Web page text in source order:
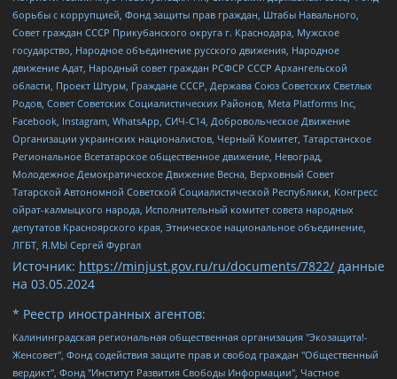
борьбы с коррупцией, Фонд защиты прав граждан, Штабы Навального,
Совет граждан СССР Прикубанского округа г. Краснодара, Мужское
государство, Народное объединение русского движения, Народное
движение Адат, Народный совет граждан РСФСР СССР Архангельской
области, Проект Штурм, Граждане СССР, Держава Союз Советских Светлых
Родов, Совет Советских Социалистических Районов, Meta Platforms Inc,
Facebook, Instagram, WhatsApp, СИЧ-С14, Добровольческое Движение
Организации украинских националистов, Черный Комитет, Татарстанское
Региональное Всетатарское общественное движение, Невоград,
Молодежное Демократическое Движение Весна, Верховный Совет
Татарской Автономной Советской Социалистической Республики, Конгресс
ойрат-калмыцкого народа, Исполнительный комитет совета народных
депутатов Красноярского края, Этническое национальное объединение,
ЛГБТ, Я.МЫ Сергей Фургал
Источник: https://minjust.gov.ru/ru/documents/7822/ данные
на 03.05.2024
* Реестр иностранных агентов:
Калининградская региональная общественная организация "Экозащита!-Женсовет", Фонд содействия защите прав и свобод граждан "Общественный вердикт", Фонд "Институт Развития Свободы Информации", Частное учреждение "Информационное агентство МЕМО. РУ", Региональная общественная организация "Общественная комиссия по сохранению наследия академика Сахарова", Фонд поддержки свободы прессы, Санкт-Петербургская общественная правозащитная организация "Гражданский контроль", Межрегиональная общественная организация "Информационно-просветительский центр "Мемориал", Региональный Фонд "Центр Защиты Прав Средств Массовой Информации", с 05.12.2023 Фонд "Центр Защиты Прав Средств массовой информации", Региональная общественная благотворительная организация помощи беженцам и мигрантам "Гражданское содействие", Негосударственное образовательное учреждение дополнительного профессионального образования (повышение квалификации) специалистов "АКАДЕМИЯ ПО ПРАВАМ ЧЕЛОВЕКА", Свердловская региональная общественная организация "Сутяжник", Автономная некоммерческая организация "Центр независимых социологических исследований", Союз общественных объединений "Российский исследовательский центр по правам человека", Региональное общественное учреждение научно-информационный центр "МЕМОРИАЛ", Некоммерческая организация "Фонд защиты гласности", Автономная некоммерческая организация "Институт прав человека", Городская общественная организация "Екатеринбургское общество "МЕМОРИАЛ", Городская общественная организация "Рязанское историко-просветительское и правозащитное общество "Мемориал" (Рязанский Мемориал), Челябинский региональный орган общественной самодеятельности – женское общественное объединение "Женщины Евразии", Челябинский региональный орган общественной самодеятельности "Уральская правозащитная группа", Фонд содействия защите здоровья и социальной справедливости имени Андрея Рылькова, Автономная Некоммерческая Организация "Аналитический Центр Юрия Левады", Автономная некоммерческая организация социальной поддержки населения "Проект Апрель", Региональная общественная организация помощи женщинам и детям, находящимся в кризисной ситуации "Информационно-методический центр "Анна", Фонд содействия развитию массовых коммуникаций и правовому просвещению "Так-так-Так", Фонд содействия устойчивому развитию "Серебряная тайга", Свердловский региональный общественный фонд социальных проектов "Новое время", "Idel.Реалии", Кавказ.Реалии, Крым.Реалии, Телеканал Настоящее Время, Татаро-башкирская служба Радио Свобода (Azatliq Radiosi), Радио Свободная Европа/Радио Свобода (PCE/PC), "Сибирь.Реалии", "Фактограф", Благотворительный фонд помощи осужденным и их семьям, Автономная некоммерческая организация "Институт глобализации и социальных движений", Фонд "В защиту прав заключенных", Частное учреждение "Центр поддержки и содействия развитию средств массовой информации", Пензенский региональный общественный благотворительный фонд "Гражданский союз", "Север.Реалии", Некоммерческая организация Фонд "Правовая инициатива", Общество с ограниченной ответственностью "Радио Свободная Европа/Радио Свобода", Чешское информационное агентство "MEDIUM-ORIENT", Красноярская региональная общественная организация "Мы против СПИДа", Камалягин Денис Николаевич, Маркелов Сергей Евгеньевич, Пономарев Лев Александрович, Савицкая Людмила Алексеевна, Автономная некоммерческая организация "Центр по работе с проблемой насилия "НАСИЛИЮ.НЕТ", Межрегиональный профессиональный союз работников здравоохранения "Альянс врачей", Юридическое лицо, зарегистрированное в Латвийской Республике, SIA "Medusa Project" (регистрационный номер 40103797863, дата регистрации 10.06.2014), Некоммерческая организация "Фонд по борьбе с коррупцией", Автономная некоммерческая организация "Институт права и публичной политики", Баданин Роман Сергеевич, Гликин Максим Александрович, Железнова Мария Михайловна, Лукьянова Юлия Сергеевна, Маетная Елизавета Витальевна, Маняхин Петр Борисович, Чуракова Ольга Владимировна, Ярош Юлия Петровна, Юридическое лицо "The Insider SIA", зарегистрированное в Риге, Латвийская Республика (дата регистрации 26.06.2015), являющееся администратором доменного имени интернет-издания "The Insider SIA", https://theins.ru, Постернак Алексей Евгеньевич, Рубин Михаил Аркадьевич, Анин Роман Александрович, Юридическое лицо Istories fonds, зарегистрированное в Латвийской Республике (регистрационный номер 50008295751, дата регистрации 24.02.2020), Великовский Дмитрий Александрович, Долинина Ирина Николаевна, Мароховская Алеся Алексеевна, Шлейнов Роман Юрьевич, Шмагун Олеся Валентиновна, Общество с ограниченной ответственностью "Альтаир 2021", Общество с ограниченной ответственностью "Вега 2021", Общество с ограниченной ответственностью "Главный редактор 2021", Общество с ограниченной ответственностью "Ромашки монолит", Важенков Артем Валерьевич, Ивановская областная общественная организация "Центр гендерных исследований", Гурман Юрий Альбертович, Медиапроект "ОВД-Инфо", Егоров Владимир Владимирович, Жилинский Владимир Александрович, Общество с ограниченной ответственностью "ЗП", Иванова София Юрьевна, Карезина Инна Павловна, Кильтау Екатерина Викторовна, Петров Алексей Викторович, Пискунов Сергей Евгеньевич, Смирнов Сергей Сергеевич, Тихонов Михаил Сергеевич, Общество с ограниченной ответственностью "ЖУРНАЛИСТ-ИНОСТРАННЫЙ АГЕНТ", Арапова Галина Юрьевна, Вольтская Татьяна Анатольевна, Американская компания "Mason G.E.S. Anonymous Foundation" (США), являющаяся владельцем интернет-издания https://mnews.world/, Компания "Stichting Bellingcat", зарегистрированная в Нидерландах (дата регистрации 11.07.2018), Захаров Андрей Вячеславович, Клепиковская Екатерина Дмитриевна, Общество с ограниченной ответственностью "МЕМО", Перл Роман Александрович, Симонов Евгений Алексеевич, Соловьева Елена Анатольевна, Сотников Даниил Владимирович, Сурначева Елизавета Дмитриевна, Автономная некоммерческая организация по защите прав человека и информированию населения "Якутия – Наше Мнение", Общество с ограниченной ответственностью "Москоу диджитал медиа", с 26.01.2023 Общество с ограниченной ответственностью "Чайка Белые сады", Ветошкина Валерия Валерьевна, Заговора Максим Александрович, Межрегиональное общественное движение "Российская ЛГБТ - сеть", Оленичев Максим Владимирович, Павлов Иван Юрьевич, Скворцова Елена Сергеевна, Общество с ограниченной ответственностью "Как бы инагент", Кочетков Игорь Викторович, Общество с ограниченной ответственностью "Честные выборы", Еланчик Олег Александрович, Общество с ограниченной ответственностью "Нобелевский призыв", Гималова Регина Эмилевна, Григорьев Андрей Валерьевич, Григорьева Алина Александровна, Ассоциация по содействию защите прав призывников, альтернативнослужащих и военнослужащих "Правозащитная группа "Гражданин.Армия.Право", Хисамова Регина Фаритовна, Автономная некоммерческая организация по реализации социально-правовых программ "Лилит", Дальневосточное общественное движение "Маяк", Санкт-Петербургская ЛГБТ-инициативная группа "Выход", Инициативная группа ЛГБТ+ "Реверс", Алексеев Андрей Викторович, Бекбулатова Таисия Львовна, Беляев Иван Михайлович, Владыкина Елена Сергеевна, Гельман Марат Александрович, Никульшина Вероника Юрьевна, Толоконникова Надежда Андреевна, Шендерович Виктор Анатольевич, Общество с ограниченной ответственностью "Данное сообщение", Общество с ограниченной ответственностью Издательский дом "Новая глава", Айнбиндер Александра Александровна, Московский комьюнити-центр для ЛГБТ+инициатив, Благотворительный фонд развития филантропии, Deutsche Welle (Германия, Kurt-Schumacher-Strasse 3, 53113 Bonn), Борзунова Мария Михайловна, Воробьев Виктор Викторович, Голубева Анна Львовна, Константинова Алла Михайловна, Малкова Ирина Владимировна, Мурадов Мурад Абдулгалимович, Осетинская Елизавета Николаевна, Понасенков Евгений Николаевич, Ганапольский Матвей Юрьевич, Киселев Евгений Алексеевич, Борухович Ирина Григорьевна, Дремин Иван Тимофеевич, Дубровский Дмитрий Викторович, Красноярская региональная общественная организация поддержки и развития альтернативных образовательных технологий и межкультурных коммуникаций "ИНТЕРРА", Маяковская Екатерина Алексеевна, Фейгин Марк Захарович, Филимонов Андрей Викторович, Дзугкоева Регина Николаевна, Доброхотов Роман Александрович, Дудь Юрий Александрович, Елкин Сергей Владимирович, Кругликов Кирилл Игоревич, Сабунаева Мария Леонидовна, Семенов Алексей Владимирович, Шаинян Карен Багратович, Шульман Екатерина Михайловна, Асафьев Артур Валерьевич, Вахштайн Виктор Семенович, Венедиктов Алексей Алексеевич, Лушникова Екатерина Евгеньевна, Волков Леонид Михайлович, Невзоров Александр Глебович, Пархоменко Сергей Борисович, Сироткин Ярослав Николаевич, Кара-Мурза Владимир Владимирович, Баранова Наталья Владимировна, Гозман Леонид Яковлевич, Кагарлицкий Борис Юльевич, Климарев Михаил Валерьевич, Милов Владимир Станиславович, Автономная некоммерческая организация Краснодарский центр современного искусства "Типография", Моргенштерн Алишер Тагирович, Соболь Любовь Эдуардовна, Общество с ограниченной ответственностью "ЛИЗА НОРМ", Каспаров Гарри Кимович, Ходорковский Михаил Борисович, Общество с ограниченной ответственностью "Апрельские тезисы", Данилович Ирина Брониславовна, Кашин Олег Владимирович, Петров Николай Владимирович, Пивоваров Алексей Владимирович, Соколов Михаил Владимирович, Цветкова Юлия Владимировна, Чичваркин Евгений Александрович, Комитет против пыток/Команда против пыток, Общество с ограниченной ответственностью "Первый научный", Общество с ограниченной ответственностью "Вертолет и ко", Белоцерковская Вероника Борисовна, Кац Максим Евгеньевич, Лазарева Татьяна Юрьевна, Шаведдинов Руслан Табризович, Яшин Илья Валерьевич, Общество с ограниченной ответственностью "Иноагент ААВ", Алешковский Дмитрий Петрович, Альбац Евгения Марковна, Быков Дмитрий Львович, Галямина Юлия Евгеньевна, Лойко Сергей Леонидович, Мартынов Кирилл Константинович, Медведев Сергей Александрович, Крашенинников Федор Геннадиевич, Гордеева Катерина Вл